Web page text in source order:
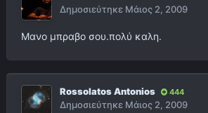
Δημοσιεύτηκε Μάιος 2, 2009
Μανο μπραβο σου.πολύ καλη.
Rossolatos Antonios 444
Δημοσιεύτηκε Μάιος 2, 2009